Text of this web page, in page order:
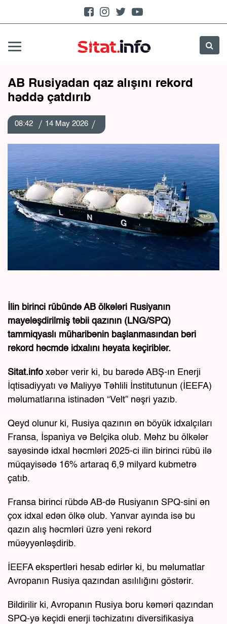
AB Rusiyadan qaz alışını rekord
həddə çatdırıb
08:42 14 May 2026
İlin birinci rübündə AB ölkələri Rusiyanın
mayeləşdirilmiş təbii qazının (LNG/SPQ)
tammiqyaslı müharibənin başlanmasından bəri
rekord həcmdə idxalını həyata keçiriblər.
Sitat.info xəbər verir ki, bu barədə ABŞ-ın Enerji
İqtisadiyyatı və Maliyyə Təhlili İnstitutunun (İEEFA)
məlumatlarına istinadən “Velt” nəşri yazıb.
Qeyd olunur ki, Rusiya qazının ən böyük idxalçıları
Fransa, İspaniya və Belçika olub. Məhz bu ölkələr
sayəsində idxal həcmləri 2025-ci ilin birinci rübü ilə
müqayisədə 16% artaraq 6,9 milyard kubmetrə
çatıb.
Fransa birinci rübdə AB-də Rusiyanın SPQ-sini ən
çox idxal edən ölkə olub. Yanvar ayında isə bu
qazın alış həcmləri üzrə yeni rekord
müəyyənləşdirib.
İEEFA ekspertləri hesab edirlər ki, bu məlumatlar
Avropanın Rusiya qazından asılılığını göstərir.
Bildirilir ki, Avropanın Rusiya boru kəməri qazından
SPQ-yə keçidi enerji təchizatını diversifikasiya